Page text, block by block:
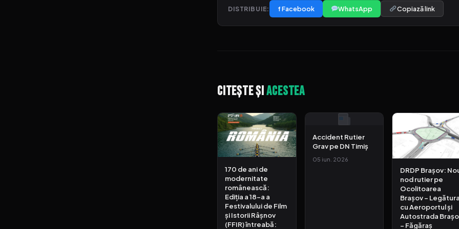
DISTRIBUIE: f Facebook WhatsApp Copiază link
Citește șiacestea
170 de ani de
modernitate
românească:
Ediția a 18-a a
Festivalului de Film
și Istorii Râșnov
(FFIR) întreabă:
Accident Rutier
Grav pe DN Timiș
05 iun. 2026
DRDP Brașov:
nod rutier pe
Ocolitoarea
Brașov –
cu Aeroportul și
Autostrada
– Făgăraș